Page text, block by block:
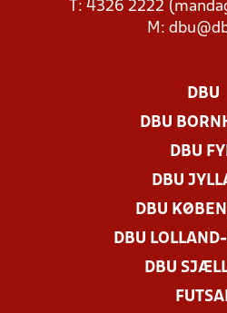
T: 4326 2222
M:
DBU
DBU
DBU
DBU
DBU
DBU
DBU